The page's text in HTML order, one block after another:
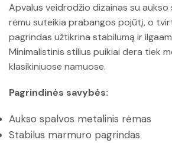
Apvalus veidrodžio dizainas su aukso
rėmu suteikia prabangos pojūtį, o
pagrindas užtikrina stabilumą ir
Minimalistinis stilius puikiai dera tiek
klasikiniuose namuose.
Pagrindinės savybės:
Aukso spalvos metalinis rėmas
Stabilus marmuro pagrindas